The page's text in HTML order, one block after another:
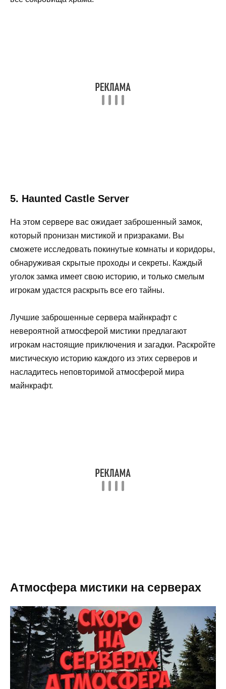
5. Haunted Castle Server
На этом сервере вас ожидает заброшенный замок,
который пронизан мистикой и призраками. Вы
сможете исследовать покинутые комнаты и коридоры,
обнаруживая скрытые проходы и секреты. Каждый
уголок замка имеет свою историю, и только смелым
игрокам удастся раскрыть все его тайны.
Лучшие заброшенные сервера майнкрафт с
невероятной атмосферой мистики предлагают
игрокам настоящие приключения и загадки. Раскройте
мистическую историю каждого из этих серверов и
насладитесь неповторимой атмосферой мира
майнкрафт.
Атмосфера мистики на серверах